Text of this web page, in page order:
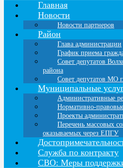
Главная
Новости
Новости партнеров
Район
Глава администрации
График приема
Совет депутатов
района
Совет депутатов МО
Муниципальные
Административные
Нормативно-
Проекты
Перечень массовых
оказываемых через ЕПГУ
Служба по контракту
СВО: Меры